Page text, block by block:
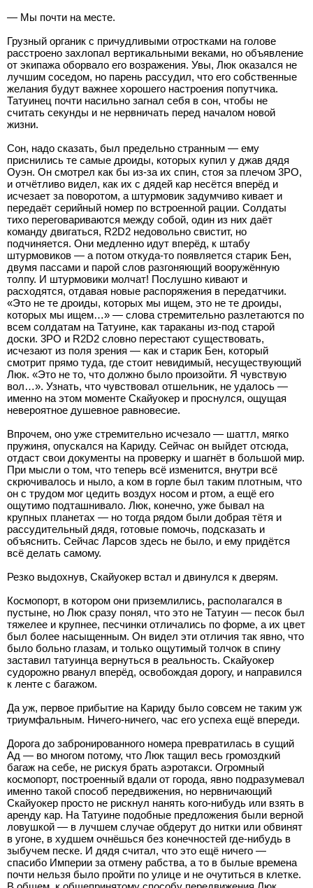
— Мы почти на месте.
Грузный органик с причудливыми отростками на голове
расстроено захлопал вертикальными веками, но объявление
от экипажа оборвало его возражения. Увы, Люк оказался не
лучшим соседом, но парень рассудил, что его собственные
желания будут важнее хорошего настроения попутчика.
Татуинец почти насильно загнал себя в сон, чтобы не
считать секунды и не нервничать перед началом новой
жизни.
Сон, надо сказать, был предельно странным — ему
приснились те самые дроиды, которых купил у джав дядя
Оуэн. Он смотрел как бы из-за их спин, стоя за плечом 3PO,
и отчётливо видел, как их с дядей кар несётся вперёд и
исчезает за поворотом, а штурмовик задумчиво кивает и
передаёт серийный номер по встроенной рации. Солдаты
тихо переговариваются между собой, один из них даёт
команду двигаться, R2D2 недовольно свистит, но
подчиняется. Они медленно идут вперёд, к штабу
штурмовиков — а потом откуда-то появляется старик Бен,
двумя пассами и парой слов разгоняющий вооружённую
толпу. И штурмовики молчат! Послушно кивают и
расходятся, отдавая новые распоряжения в передатчики.
«Это не те дроиды, которых мы ищем, это не те дроиды,
которых мы ищем…» — слова стремительно разлетаются по
всем солдатам на Татуине, как тараканы из-под старой
доски. 3PO и R2D2 словно перестают существовать,
исчезают из поля зрения — как и старик Бен, который
смотрит прямо туда, где стоит невидимый, несуществующий
Люк. «Это не то, что должно было произойти. Я чувствую
вол…». Узнать, что чувствовал отшельник, не удалось —
именно на этом моменте Скайуокер и проснулся, ощущая
невероятное душевное равновесие.
Впрочем, оно уже стремительно исчезало — шаттл, мягко
пружиня, опускался на Кариду. Сейчас он выйдет отсюда,
отдаст свои документы на проверку и шагнёт в большой мир.
При мысли о том, что теперь всё изменится, внутри всё
скрючивалось и ныло, а ком в горле был таким плотным, что
он с трудом мог цедить воздух носом и ртом, а ещё его
ощутимо подташнивало. Люк, конечно, уже бывал на
крупных планетах — но тогда рядом были добрая тётя и
рассудительный дядя, готовые помочь, подсказать и
объяснить. Сейчас Ларсов здесь не было, и ему придётся
всё делать самому.
Резко выдохнув, Скайуокер встал и двинулся к дверям.
Космопорт, в котором они приземлились, располагался в
пустыне, но Люк сразу понял, что это не Татуин — песок был
тяжелее и крупнее, песчинки отличались по форме, а их цвет
был более насыщенным. Он видел эти отличия так явно, что
было больно глазам, и только ощутимый толчок в спину
заставил татуинца вернуться в реальность. Скайуокер
судорожно рванул вперёд, освобождая дорогу, и направился
к ленте с багажом.
Да уж, первое прибытие на Кариду было совсем не таким уж
триумфальным. Ничего-ничего, час его успеха ещё впереди.
Дорога до забронированного номера превратилась в сущий
Ад — во многом потому, что Люк тащил весь громоздкий
багаж на себе, не рискуя брать аэротакси. Огромный
космопорт, построенный вдали от города, явно подразумевал
именно такой способ передвижения, но нервничающий
Скайуокер просто не рискнул нанять кого-нибудь или взять в
аренду кар. На Татуине подобные предложения были верной
ловушкой — в лучшем случае обдерут до нитки или обвинят
в угоне, в худшем очнёшься без конечностей где-нибудь в
зыбучем песке. И дядя считал, что это ещё ничего —
спасибо Империи за отмену рабства, а то в былые времена
почти нельзя было пройти по улице и не очутиться в клетке.